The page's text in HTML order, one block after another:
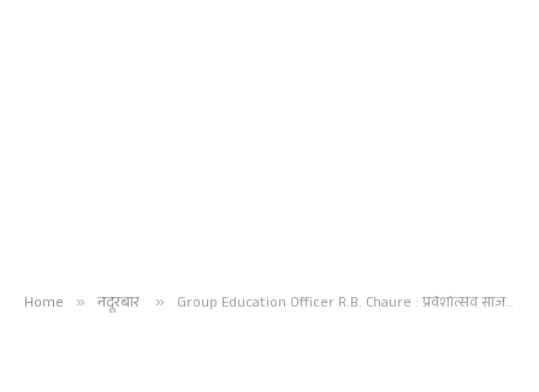
Home » नंदूरबार » Group Education Officer R.B. Chaure : प्रवेशोत्सव साजरा करून शैक्षणिक वर्षाची सुरुवात करावी : गटशिक्षणाधिकारी आर.बी.चौरे